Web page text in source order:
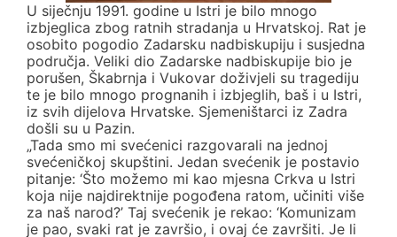
U siječnju 1991. godine u Istri je bilo mnogo
izbjeglica zbog ratnih stradanja u Hrvatskoj. Rat je
osobito pogodio Zadarsku nadbiskupiju i susjedna
područja. Veliki dio Zadarske nadbiskupije bio je
porušen, Škabrnja i Vukovar doživjeli su tragediju
te je bilo mnogo prognanih i izbjeglih, baš i u Istri,
iz svih dijelova Hrvatske. Sjemeništarci iz Zadra
došli su u Pazin.
„Tada smo mi svećenici razgovarali na jednoj
svećeničkoj skupštini. Jedan svećenik je postavio
pitanje: ‘Što možemo mi kao mjesna Crkva u Istri
koja nije najdirektnije pogođena ratom, učiniti više
za naš narod?’ Taj svećenik je rekao: ‘Komunizam
je pao, svaki rat je završio, i ovaj će završiti. Je li